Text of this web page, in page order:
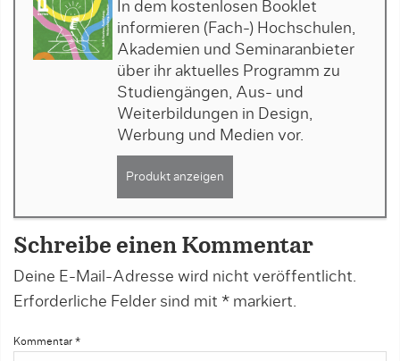
In dem kostenlosen Booklet
informieren (Fach-) Hochschulen,
Akademien und Seminaranbieter
über ihr aktuelles Programm zu
Studiengängen, Aus- und
Weiterbildungen in Design,
Werbung und Medien vor.
Produkt anzeigen
Schreibe einen Kommentar
Deine E-Mail-Adresse wird nicht veröffentlicht.
Erforderliche Felder sind mit * markiert.
Kommentar *